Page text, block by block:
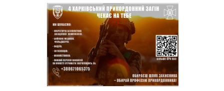
14:37
21 лип
Захищав кордон до
останнього подиху:
пам’яті полеглого
прикордонника
Олександра Кичаня
(ВІДЕО)
11:28
Від штанги до «крил»: як
спорт і характер